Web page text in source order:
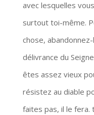
avec lesquelles
surtout toi-même.
chose,
délivrance du
êtes assez vieux
résistez au diable
faites pas, il le fera.